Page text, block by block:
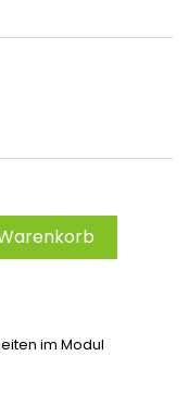
im Modul